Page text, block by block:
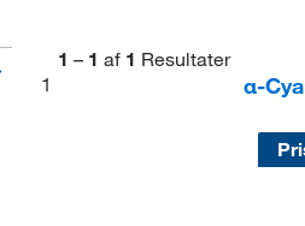
1 – 1 af 1 Resultater
1
α-